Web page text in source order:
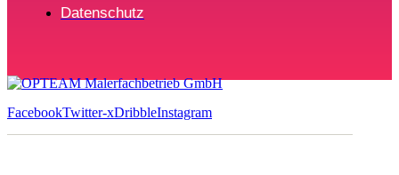
Datenschutz
FacebookTwitter-xDribbleInstagram